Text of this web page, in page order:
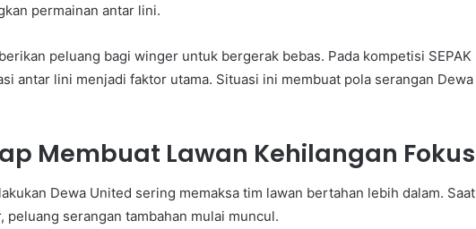
permainan antar lini.
peluang bagi winger untuk bergerak bebas. Pada kompetisi SEPAK
antar lini menjadi faktor utama. Situasi ini membuat pola serangan Dewa
Membuat Lawan Kehilangan Fokus
Dewa United sering memaksa tim lawan bertahan lebih dalam. Saat
peluang serangan tambahan mulai muncul.